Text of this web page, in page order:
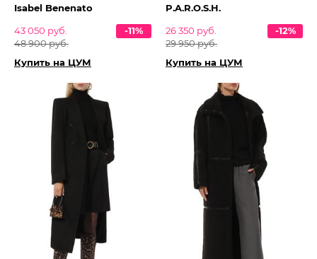
Isabel Benenato
43 050 руб.
48 900 руб.
-11%
Купить на ЦУМ
P.A.R.O.S.H.
26 350 руб.
29 950 руб.
-12%
Купить на ЦУМ